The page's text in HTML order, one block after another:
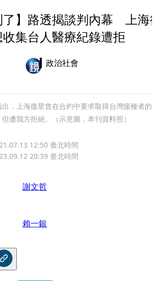
了】路透揭談判內幕 上海
集台人醫療紀錄遭拒
政治社會
出，上海復星曾在合約中要求取得台灣接種者的
遭我方拒絕。（示意圖，本刊資料照）
12:50 臺北時間
20:39 臺北時間
謝文哲
賴一銀